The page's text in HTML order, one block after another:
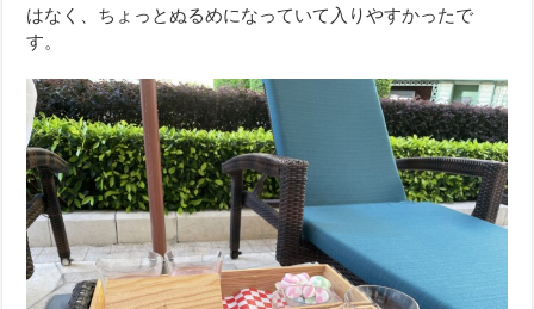
はなく、ちょっとぬるめになっていて入りやすかったで
す。